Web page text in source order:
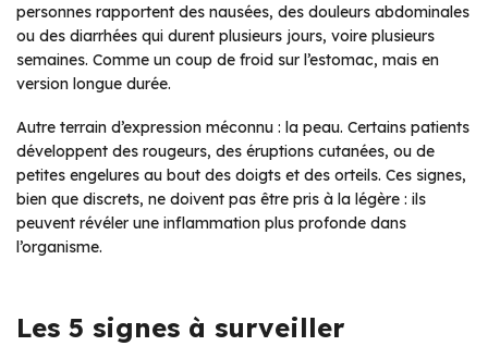
personnes rapportent des nausées, des douleurs abdominales
ou des diarrhées qui durent plusieurs jours, voire plusieurs
semaines. Comme un coup de froid sur l’estomac, mais en
version longue durée.
Autre terrain d’expression méconnu : la peau. Certains patients
développent des rougeurs, des éruptions cutanées, ou de
petites engelures au bout des doigts et des orteils. Ces signes,
bien que discrets, ne doivent pas être pris à la légère : ils
peuvent révéler une inflammation plus profonde dans
l’organisme.
Les 5 signes à surveiller